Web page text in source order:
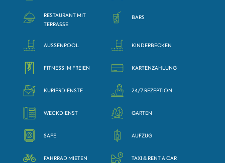
RESTAURANT MIT
TERRASSE
BARS
AUSSENPOOL KINDERBECKEN
FITNESS IM FREIEN KARTENZAHLUNG
KURIERDIENSTE 24/7 REZEPTION
WECKDIENST GARTEN
SAFE AUFZUG
FAHRRAD MIETEN TAXI & RENT A CAR